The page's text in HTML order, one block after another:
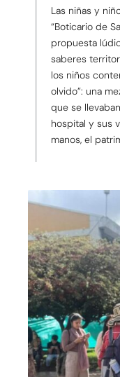
Las niñas y
“Boticario de
propuesta
saberes
los niños
olvido”: una
que se
hospital y sus
manos, el